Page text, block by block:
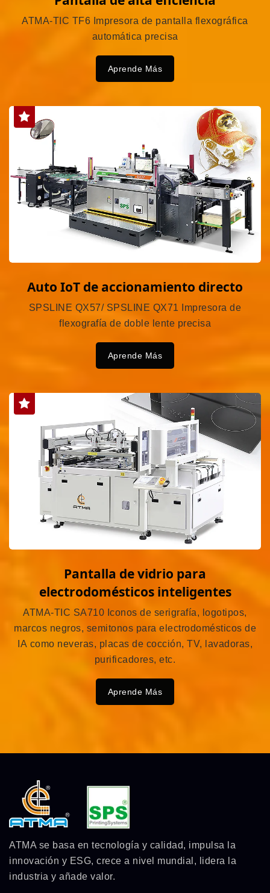
ATMA-TIC TF6 Impresora de pantalla flexográfica
automática precisa
Aprende Más
Auto IoT de accionamiento directo
SPSLINE QX57/ SPSLINE QX71 Impresora de
flexografía de doble lente precisa
Aprende Más
Pantalla de vidrio para
electrodomésticos inteligentes
ATMA-TIC SA710 Iconos de serigrafía, logotipos,
marcos negros, semitonos para electrodomésticos de
IA como neveras, placas de cocción, TV, lavadoras,
purificadores, etc.
Aprende Más
ATMA se basa en tecnología y calidad, impulsa la
innovación y ESG, crece a nivel mundial, lidera la
industria y añade valor.